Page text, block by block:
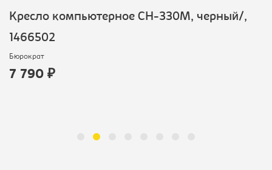
Кресло компьютерное CH-330M, черный/,
1466502
Бюрократ
7 790 ₽